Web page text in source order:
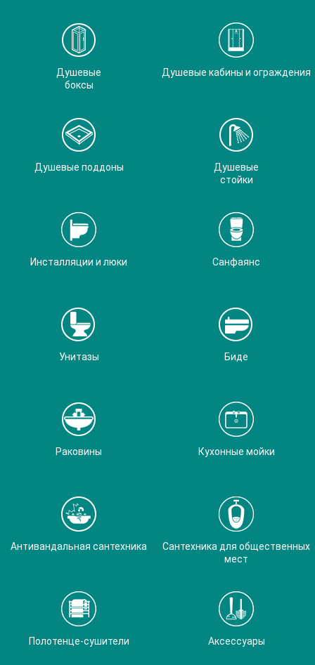
Душевые
боксы
Душевые кабины и ограждения
Душевые поддоны
Душевые
стойки
Инсталляции и люки Санфаянс
Унитазы Биде
Раковины Кухонные мойки
Антивандальная сантехника
Сантехника для общественных
мест
Полотенце-сушители Аксессуары